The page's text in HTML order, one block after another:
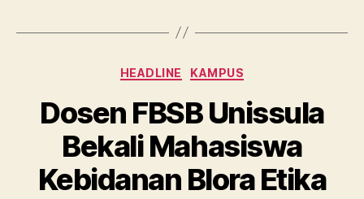
Categories
HEADLINE KAMPUS
Dosen FBSB Unissula
Bekali Mahasiswa
Kebidanan Blora Etika